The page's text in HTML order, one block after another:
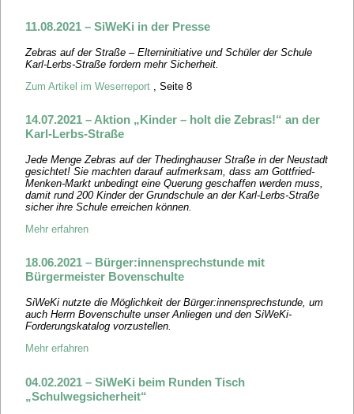
11.08.2021 – SiWeKi in der Presse
Zebras auf der Straße – Elterninitiative und Schüler der Schule
Karl-Lerbs-Straße fordern mehr Sicherheit.
Zum Artikel im Weserreport, Seite 8
14.07.2021 – Aktion „Kinder – holt die Zebras!“ an der
Karl-Lerbs-Straße
Jede Menge Zebras auf der Thedinghauser Straße in der Neustadt
gesichtet! Sie machten darauf aufmerksam, dass am Gottfried-
Menken-Markt unbedingt eine Querung geschaffen werden muss,
damit rund 200 Kinder der Grundschule an der Karl-Lerbs-Straße
sicher ihre Schule erreichen können.
Mehr erfahren
18.06.2021 – Bürger:innensprechstunde mit
Bürgermeister Bovenschulte
SiWeKi nutzte die Möglichkeit der Bürger:innensprechstunde, um
auch Herrn Bovenschulte unser Anliegen und den SiWeKi-
Forderungskatalog vorzustellen.
Mehr erfahren
04.02.2021 – SiWeKi beim Runden Tisch
„Schulwegsicherheit“